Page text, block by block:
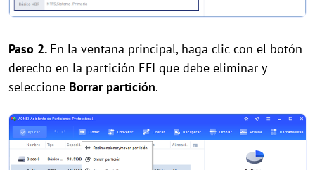
Paso 2. En la ventana principal, haga clic con el botón
derecho en la partición EFI que debe eliminar y
seleccione Borrar partición.